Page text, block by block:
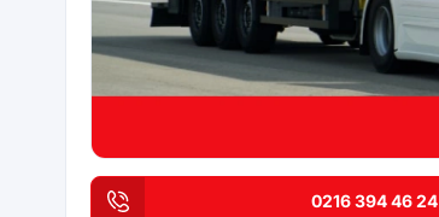
0216 394 46 24